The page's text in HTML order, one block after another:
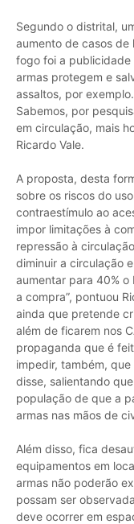
Segundo o distrital,
aumento de casos de
fogo foi a publicidade
armas protegem e
assaltos, por
Sabemos, por
em circulação, mais
Ricardo Vale.
A proposta, desta
sobre os riscos do
contraestímulo ao
impor limitações à
repressão à
diminuir a circulação
aumentar para 40% o
a compra”, pontuou
ainda que pretende
além de ficarem nos
propaganda que é
impedir, também,
disse, salientando
população de que a
armas nas mãos de
Além disso, fica
equipamentos em
armas não poderão
possam ser
deve ocorrer em